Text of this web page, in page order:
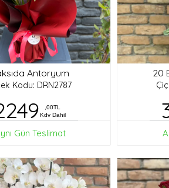
Antoryum
Kodu: DRN2787
,00TL
Kdv Dahil
Gün Teslimat
20